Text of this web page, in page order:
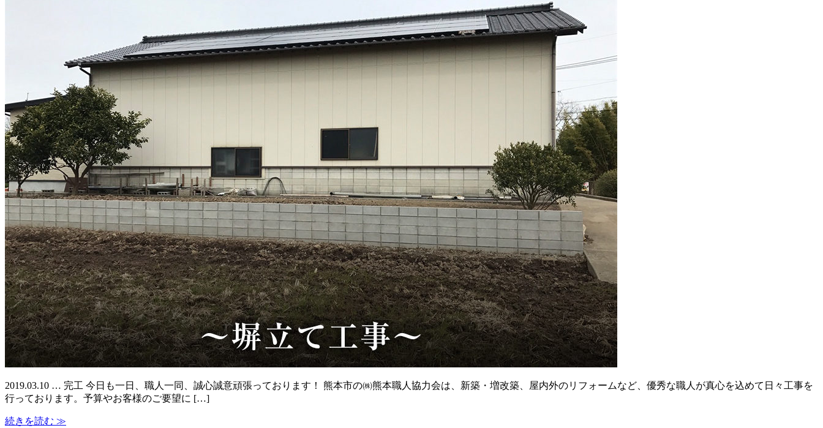
2019.03.10 … 完工 今日も一日、職人一同、誠心誠意頑張っております！ 熊本市の㈱熊本職人協力会は、新築・増改築、屋内外のリフォームなど、優秀な職人が真心を込めて日々工事を
行っております。予算やお客様のご要望に […]
続きを読む ≫